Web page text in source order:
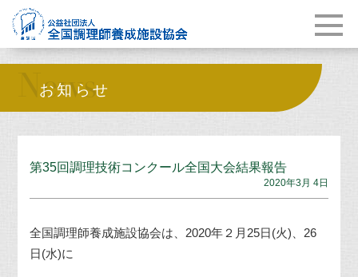
News
お知らせ
第35回調理技術コンクール全国大会結果報告
2020年3月 4日
全国調理師養成施設協会は、2020年２月25日(火)、26
日(水)に